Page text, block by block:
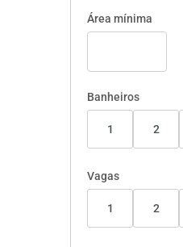
Área mínima
Banheiros
1 2
Vagas
1 2